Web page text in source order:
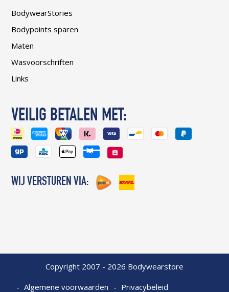
BodywearStories
Bodypoints sparen
Maten
Wasvoorschriften
Links
VEILIG BETALEN MET:
WIJ VERSTUREN VIA:
Copyright 2007 - 2026 Bodywearstore
Algemene voorwaarden
Privacybeleid